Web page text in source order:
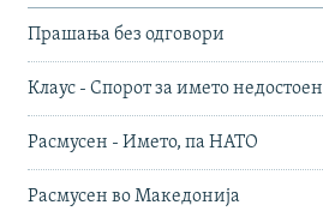
Прашања без одговори
Клаус - Спорот за името недостоен
Расмусен - Името, па НАТО
Расмусен во Македонија